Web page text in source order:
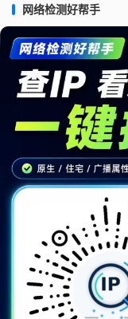
网络检测好帮手